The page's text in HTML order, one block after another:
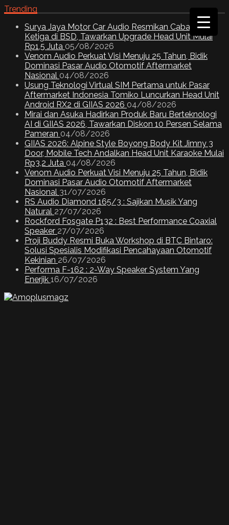
Trending
Surya Jaya Motor Car Audio Resmikan Cabang
Ketiga di BSD, Tawarkan Upgrade Head Unit Mulai
Rp1,5 Juta 05/08/2026
Venom Audio Perkuat Visi Menuju 25 Tahun, Bidik
Dominasi Pasar Audio Otomotif Aftermarket
Nasional 04/08/2026
Usung Teknologi Virtual SIM Pertama untuk Pasar
Aftermarket Indonesia Tomiko Luncurkan Head Unit
Android RX2 di GIIAS 2026 04/08/2026
Mirai dan Asuka Hadirkan Produk Baru Berteknologi
AI di GIIAS 2026, Tawarkan Diskon 10 Persen Selama
Pameran 04/08/2026
GIIAS 2026: Alpine Style Boyong Body Kit Jimny 3
Door, Mobile Tech Andalkan Head Unit Karaoke Mulai
Rp3,2 Juta 04/08/2026
Venom Audio Perkuat Visi Menuju 25 Tahun, Bidik
Dominasi Pasar Audio Otomotif Aftermarket
Nasional 31/07/2026
RS Audio Diamond 165/3 : Sajikan Musik Yang
Natural 27/07/2026
Rockford Fosgate P132 : Best Performance Coaxial
Speaker 27/07/2026
Proji Buddy Resmi Buka Workshop di BTC Bintaro:
Solusi Spesialis Modifikasi Pencahayaan Otomotif
Kekinian 26/07/2026
Performa F-162 : 2-Way Speaker System Yang
Enerjik 16/07/2026